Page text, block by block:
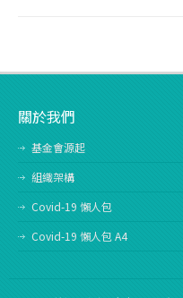
關於我們
基金會源起
組織架構
Covid-19 懶人包
Covid-19 懶人包 A4